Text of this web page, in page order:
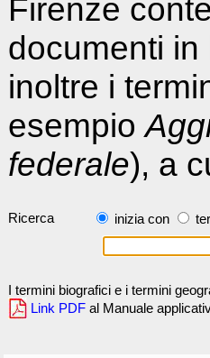
Firenze
documenti
inoltre i
esempio
federale), a
Ricerca inizia con
I termini biografici e i termini
Link PDF al Manuale